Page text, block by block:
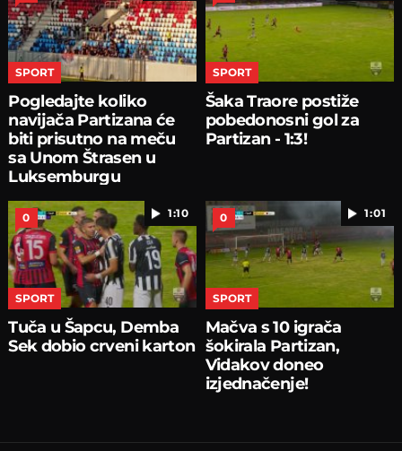
SPORT
Pogledajte koliko
navijača Partizana će
biti prisutno na meču
sa Unom Štrasen u
Luksemburgu
SPORT
Šaka Traore postiže
pobedonosni gol za
Partizan - 1:3!
1:10
0
SPORT
Tuča u Šapcu, Demba
Sek dobio crveni karton
1:01
0
SPORT
Mačva s 10 igrača
šokirala Partizan,
Vidakov doneo
izjednačenje!